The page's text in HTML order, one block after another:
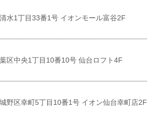
水1丁目33番1号 イオンモール富谷2F
区中央1丁目10番10号 仙台ロフト4F
野区幸町5丁目10番1号 イオン仙台幸町店2F